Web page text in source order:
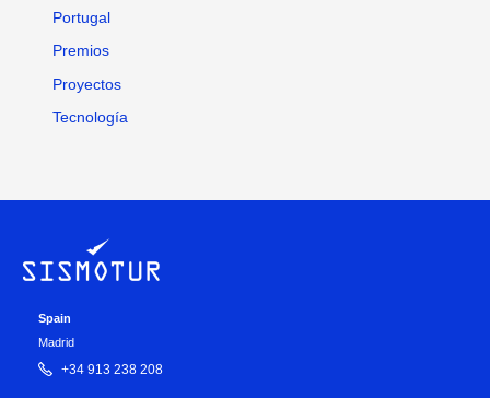
Portugal
Premios
Proyectos
Tecnología
Spain
Madrid
+34 913 238 208